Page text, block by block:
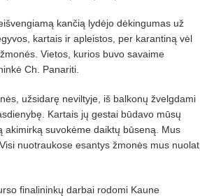
kančią lydėjo dėkingumas už
kartais ir apleistos, per karantiną vėl
Vietos, kurios buvo savaime
Ch. Panariti.
užsidarę neviltyje, iš balkonų žvelgdami
Kartais jų gestai būdavo mūsų
suvokėme daiktų būseną. Mus
nuotraukose esantys žmonės mus nuolat
finalininkų darbai rodomi Kaune